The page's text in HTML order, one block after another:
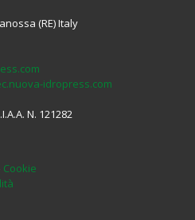
(RE) Italy
idropress.com
N. 121282
Cookie